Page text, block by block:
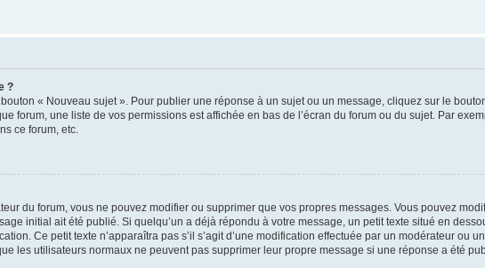
?
« Nouveau sujet ». Pour publier une réponse à un sujet ou un message, cliquez sur le
forum, une liste de vos permissions est affichée en bas de l’écran du forum ou du sujet. Par
ce forum, etc.
du forum, vous ne pouvez modifier ou supprimer que vos propres messages. Vous pouvez
initial ait été publié. Si quelqu’un a déjà répondu à votre message, un petit texte situé en
Ce petit texte n’apparaîtra pas s’il s’agit d’une modification effectuée par un modérateur ou
les utilisateurs normaux ne peuvent pas supprimer leur propre message si une réponse a été